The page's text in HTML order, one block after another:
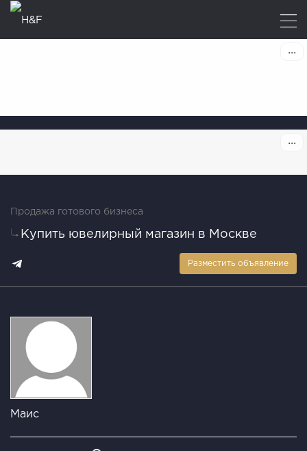
Продажа готового бизнеса
Купить ювелирный магазин в Москве
Разместить объявление
Маис